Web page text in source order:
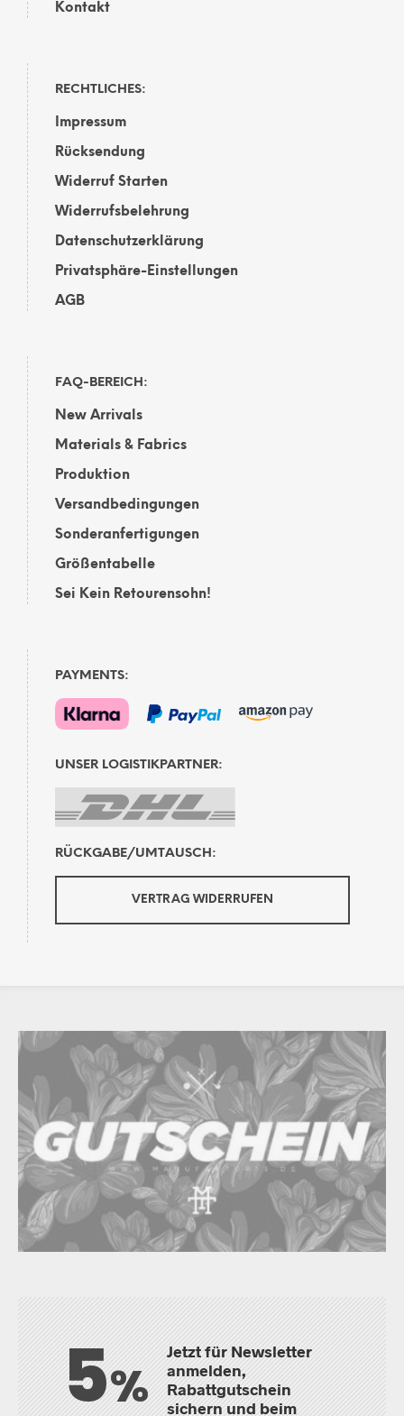
Kontakt
RECHTLICHES:
Impressum
Rücksendung
Widerruf Starten
Widerrufsbelehrung
Datenschutzerklärung
Privatsphäre-Einstellungen
AGB
FAQ-BEREICH:
New Arrivals
Materials & Fabrics
Produktion
Versandbedingungen
Sonderanfertigungen
Größentabelle
Sei Kein Retourensohn!
PAYMENTS:
UNSER LOGISTIKPARTNER:
RÜCKGABE/UMTAUSCH:
VERTRAG WIDERRUFEN
5%
Jetzt für Newsletter
anmelden,
Rabattgutschein
sichern und beim